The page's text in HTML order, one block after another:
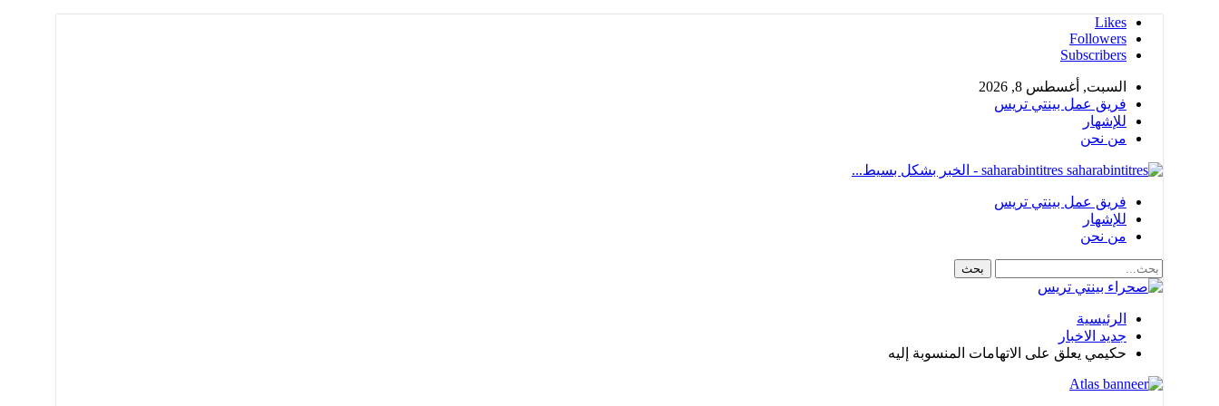
Likes
Followers
Subscribers
السبت, أغسطس 8, 2026
فريق عمل بينتي تريس
للإشهار
من نحن
saharabintitres - الخبر بشكل بسيط...
فريق عمل بينتي تريس
للإشهار
من نحن
الرئيسية
جديد الاخبار
حكيمي يعلق على الاتهامات المنسوبة إليه